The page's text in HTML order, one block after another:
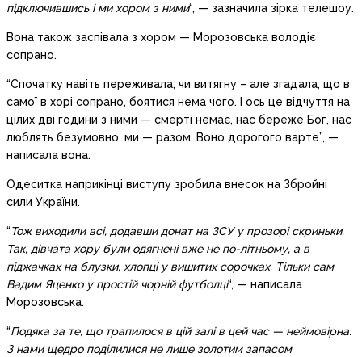
підключившись і ми хором з ними“, — зазначила зірка телешоу.
Вона також заспівала з хором — Морозовська володіє
сопрано.
“Спочатку навіть переживала, чи витягну – але згадала, що в
самої в хорі сопрано, боятися нема чого. І ось це відчуття на
цілих дві години з ними — смерті немає, нас береже Бог, нас
люблять безумовно, ми — разом. Воно дорогого варте”, —
написала вона.
Одеситка наприкінці виступу зробила внесок на Збройні
сили України.
“Тож виходили всі, додавши донат на ЗСУ у прозорі скриньки.
Так, дівчата хору були одягнені вже не по-літньому, а в
піджачках на блузки, хлопці у вишитих сорочках. Тільки сам
Вадим Яценко у простій чорній футболці“, — написала
Морозовська.
“Подяка за те, що трапилося в цій залі в цей час — неймовірна.
З нами щедро поділилися не лише золотим запасом